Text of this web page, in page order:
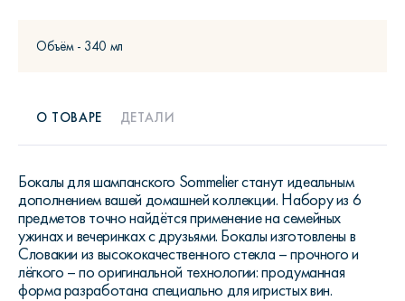
Объём - 340 мл
О ТОВАРЕ ДЕТАЛИ
Бокалы для шампанского Sommelier станут идеальным
дополнением вашей домашней коллекции. Набору из 6
предметов точно найдётся применение на семейных
ужинах и вечеринках с друзьями. Бокалы изготовлены в
Словакии из высококачественного стекла – прочного и
лёгкого – по оригинальной технологии: продуманная
форма разработана специально для игристых вин.